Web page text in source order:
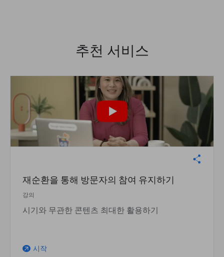
추천 서비스
재순환을 통해 방문자의 참여 유지하기
강의
시기와 무관한 콘텐츠 최대한 활용하기
arrow_outward 시작